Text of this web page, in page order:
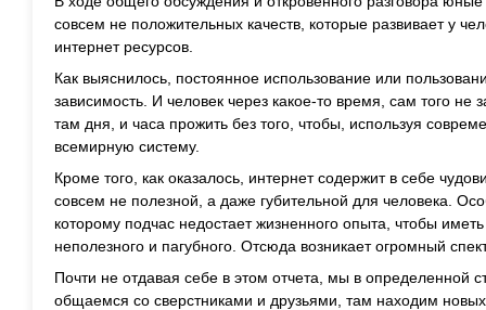
совсем не положительных качеств, которые развивает у
интернет ресурсов.
Как выяснилось, постоянное использование или
зависимость. И человек через какое-то время, сам того
там дня, и часа прожить без того, чтобы, используя
всемирную систему.
Кроме того, как оказалось, интернет содержит в себе
совсем не полезной, а даже губительной для человека.
которому подчас недостает жизненного опыта, чтобы
неполезного и пагубного. Отсюда возникает огромный
Почти не отдавая себе в этом отчета, мы в определенной
общаемся со сверстниками и друзьями, там находим